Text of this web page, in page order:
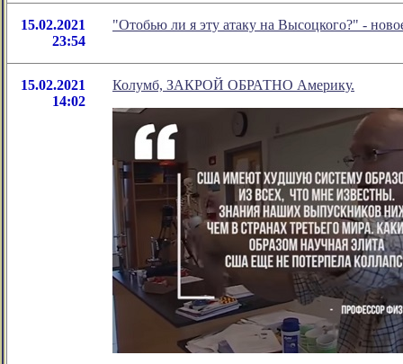
15.02.2021
23:54
"Отобью ли я эту атаку на Высоцкого?" -
15.02.2021
14:02
Колумб, ЗАКРОЙ ОБРАТНО Америку.